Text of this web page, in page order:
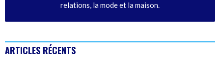
relations, la mode et la maison.
ARTICLES RÉCENTS